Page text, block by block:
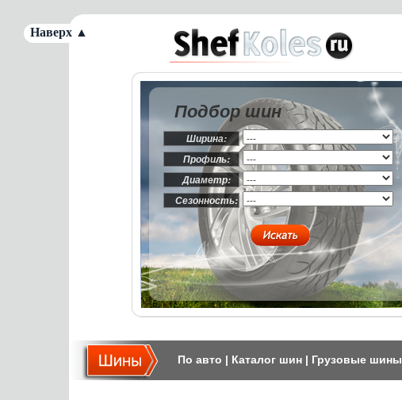
Подбор шин
Ширина:
Профиль:
Диаметр:
Сезонность:
По авто | Каталог шин | Грузовые шины
Наверх ▲